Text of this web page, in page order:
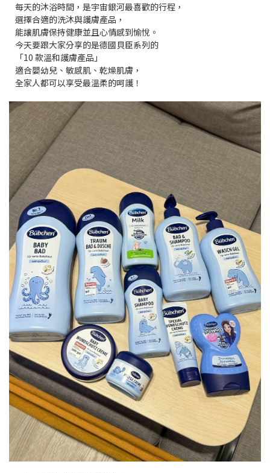
每天的沐浴時間，是宇宙銀河最喜歡的行程，
選擇合適的洗沐與護膚產品，
能讓肌膚保持健康並且心情感到愉悅。
今天要跟大家分享的是德國貝臣系列的
「10 款溫和護膚產品」
適合嬰幼兒、敏感肌、乾燥肌膚，
全家人都可以享受最溫柔的呵護！